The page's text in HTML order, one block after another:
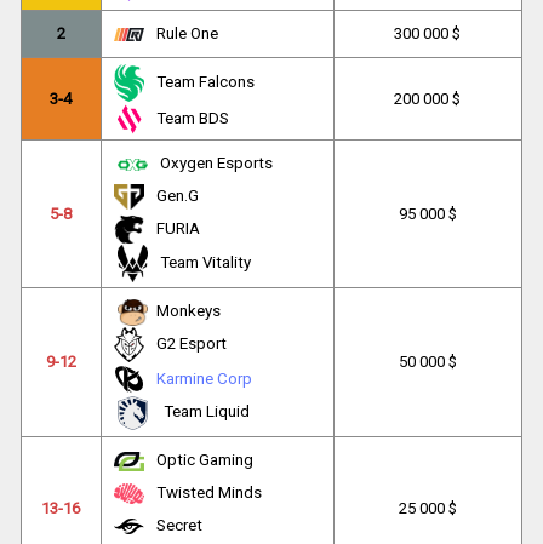
2 Rule One 300 000 $
3-4
Team Falcons
Team BDS
200 000 $
5-8
Oxygen Esports
Gen.G
FURIA
Team Vitality
95 000 $
9-12
Monkeys
G2 Esport
Karmine Corp
Team Liquid
50 000 $
13-16
Optic Gaming
Twisted Minds
Secret
25 000 $